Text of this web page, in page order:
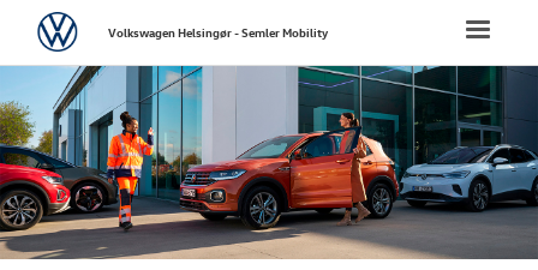
FORSIDE
NYE
BRUGTE BILER
Toggle
VolkswagenVolkswagen Helsingør - Semler Mobility